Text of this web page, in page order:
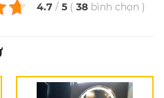
4.7 / 5 ( 38 bình chọn )